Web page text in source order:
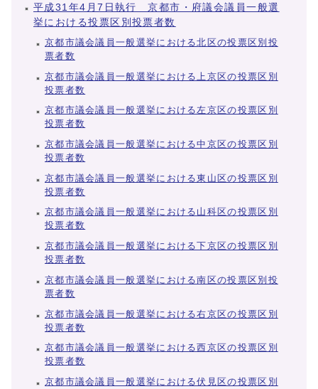
平成31年4月7日執行 京都市・府議会議員一般選
挙における投票区別投票者数
京都市議会議員一般選挙における北区の投票区別投
票者数
京都市議会議員一般選挙における上京区の投票区別
投票者数
京都市議会議員一般選挙における左京区の投票区別
投票者数
京都市議会議員一般選挙における中京区の投票区別
投票者数
京都市議会議員一般選挙における東山区の投票区別
投票者数
京都市議会議員一般選挙における山科区の投票区別
投票者数
京都市議会議員一般選挙における下京区の投票区別
投票者数
京都市議会議員一般選挙における南区の投票区別投
票者数
京都市議会議員一般選挙における右京区の投票区別
投票者数
京都市議会議員一般選挙における西京区の投票区別
投票者数
京都市議会議員一般選挙における伏見区の投票区別